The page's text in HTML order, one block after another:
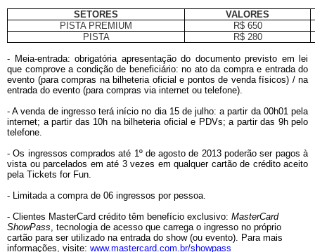
SETORES
VALORES
PISTA PREMIUM
R$ 650
PISTA
R$ 280
- Meia-entrada: obrigatória apresentação do documento previsto em lei
que comprove a condição de beneficiário: no ato da compra e entrada do
evento (para compras na bilheteria oficial e pontos de venda físicos) / na
entrada do evento (para compras via internet ou telefone).
- A venda de ingresso terá início no dia 15 de julho: a partir da 00h01 pela
internet; a partir das 10h na bilheteria oficial e PDVs; a partir das 9h pelo
telefone.
- Os ingressos comprados até 1º de agosto de 2013 poderão ser pagos à
vista ou parcelados em até 3 vezes em qualquer cartão de crédito aceito
pela Tickets for Fun.
- Limitada a compra de 06 ingressos por pessoa.
- Clientes MasterCard crédito têm benefício exclusivo: MasterCard
ShowPass, tecnologia de acesso que carrega o ingresso no próprio
cartão para ser utilizado na entrada do show (ou evento). Para mais
informações, visite: www.mastercard.com.br/showpass